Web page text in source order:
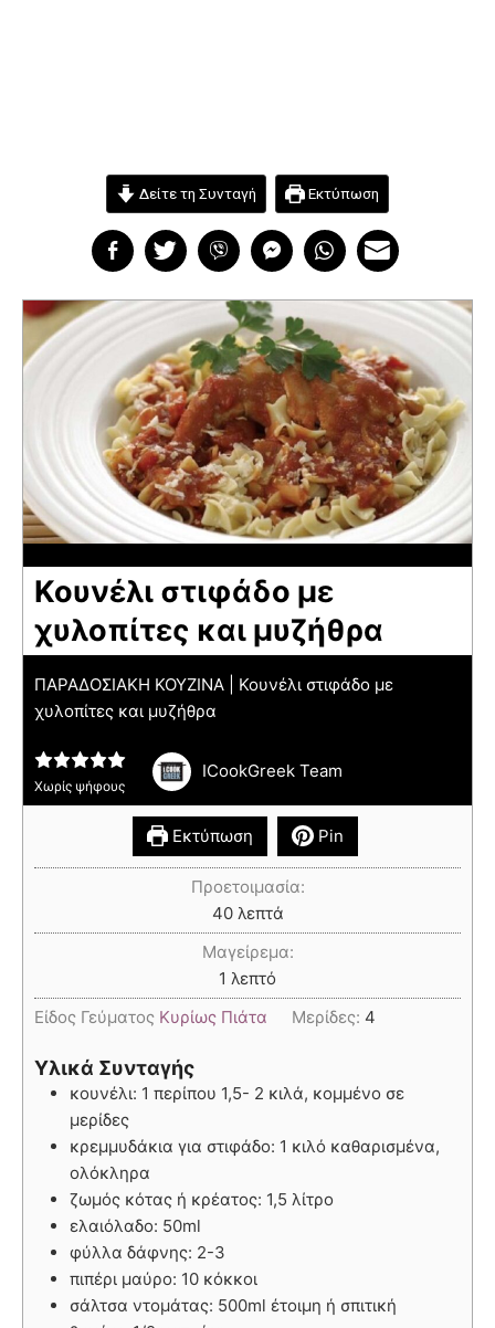
Δείτε τη Συνταγή Εκτύπωση
Κουνέλι στιφάδο με
χυλοπίτες και μυζήθρα
ΠΑΡΑΔΟΣΙΑΚΗ ΚΟΥΖΙΝΑ | Κουνέλι στιφάδο με
χυλοπίτες και μυζήθρα
Χωρίς ψήφους
ICookGreek Team
Εκτύπωση Pin
Προετοιμασία:
40 λεπτά
Μαγείρεμα:
1 λεπτό
Είδος Γεύματος Κυρίως Πιάτα Μερίδες: 4
Υλικά Συνταγής
κουνέλι: 1 περίπου 1,5- 2 κιλά, κομμένο σε
μερίδες
κρεμμυδάκια για στιφάδο: 1 κιλό καθαρισμένα,
ολόκληρα
ζωμός κότας ή κρέατος: 1,5 λίτρο
ελαιόλαδο: 50ml
φύλλα δάφνης: 2-3
πιπέρι μαύρο: 10 κόκκοι
σάλτσα ντομάτας: 500ml έτοιμη ή σπιτική